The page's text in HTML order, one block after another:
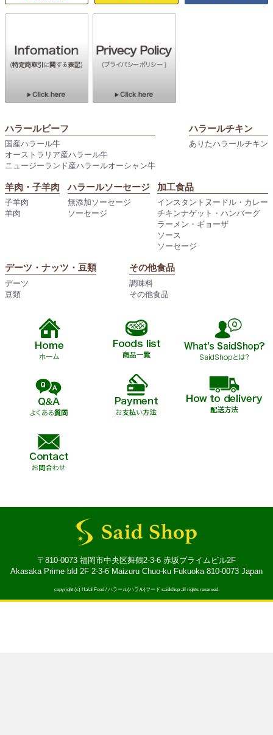
ハラールビーフ
国産ハラール牛
オーストラリア産ハラール牛
ニュージーランド産ハラールオーシャン牛
ハラールチキン
ありたハラールチキン
羊肉・子羊肉
子羊肉
羊肉
ハラールソーセージ
無添加ソーセージ
ソーセージ
加工食品
インスタントヌードル・カレー
チキンナゲット・ハンバーグ
ラーメン・ギョーザ
ソース
ソーセージ
デーツ・ナッツ・豆類
デーツ
豆類
その他食品
調味料
その他食品
〒810-0073 福岡市中央区舞鶴2-3-6 赤坂プライムビル2F
Akasaka Prime bld 2F 2-3-6 Maizuru Chuo-ku Fukuoka 810-0073 Japan
copyright (c) Halal Food / ハラール(ハラル)フード saidshop all rights reserved.